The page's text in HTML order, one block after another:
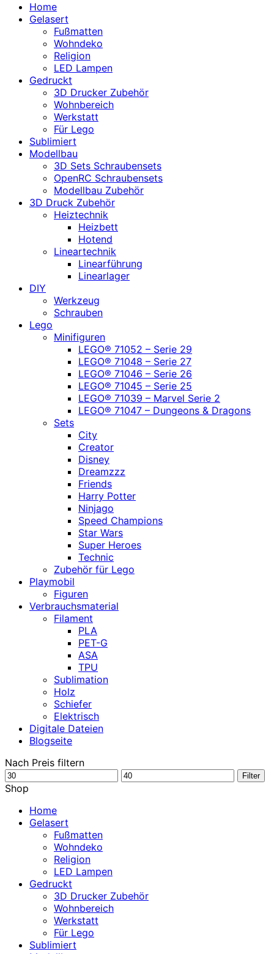
Home
Gelasert
Fußmatten
Wohndeko
Religion
LED Lampen
Gedruckt
3D Drucker Zubehör
Wohnbereich
Werkstatt
Für Lego
Sublimiert
Modellbau
3D Sets Schraubensets
OpenRC Schraubensets
Modellbau Zubehör
3D Druck Zubehör
Heiztechnik
Heizbett
Hotend
Lineartechnik
Linearführung
Linearlager
DIY
Werkzeug
Schrauben
Lego
Minifiguren
LEGO® 71052 – Serie 29
LEGO® 71048 – Serie 27
LEGO® 71046 – Serie 26
LEGO® 71045 – Serie 25
LEGO® 71039 – Marvel Serie 2
LEGO® 71047 – Dungeons & Dragons
Sets
City
Creator
Disney
Dreamzzz
Friends
Harry Potter
Ninjago
Speed Champions
Star Wars
Super Heroes
Technic
Zubehör für Lego
Playmobil
Figuren
Verbrauchsmaterial
Filament
PLA
PET-G
ASA
TPU
Sublimation
Holz
Schiefer
Elektrisch
Digitale Dateien
Blogseite
Nach Preis filtern
Min.
Preis
Max.
Filter
Shop
Home
Gelasert
Fußmatten
Wohndeko
Religion
LED Lampen
Gedruckt
3D Drucker Zubehör
Wohnbereich
Werkstatt
Für Lego
Sublimiert